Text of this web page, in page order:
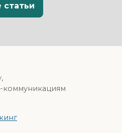
статьи
коммуникациям